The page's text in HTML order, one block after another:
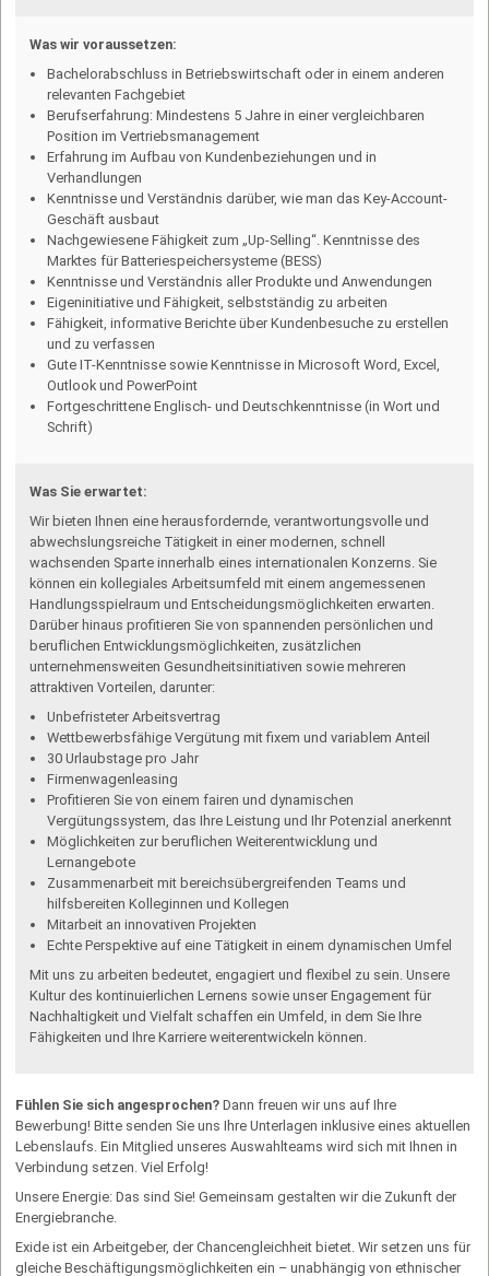
Was wir voraussetzen:
Bachelorabschluss in Betriebswirtschaft oder in einem anderen
relevanten Fachgebiet
Berufserfahrung: Mindestens 5 Jahre in einer vergleichbaren
Position im Vertriebsmanagement
Erfahrung im Aufbau von Kundenbeziehungen und in
Verhandlungen
Kenntnisse und Verständnis darüber, wie man das Key-Account-
Geschäft ausbaut
Nachgewiesene Fähigkeit zum „Up-Selling“. Kenntnisse des
Marktes für Batteriespeichersysteme (BESS)
Kenntnisse und Verständnis aller Produkte und Anwendungen
Eigeninitiative und Fähigkeit, selbstständig zu arbeiten
Fähigkeit, informative Berichte über Kundenbesuche zu erstellen
und zu verfassen
Gute IT-Kenntnisse sowie Kenntnisse in Microsoft Word, Excel,
Outlook und PowerPoint
Fortgeschrittene Englisch- und Deutschkenntnisse (in Wort und
Schrift)
Was Sie erwartet:
Wir bieten Ihnen eine herausfordernde, verantwortungsvolle und
abwechslungsreiche Tätigkeit in einer modernen, schnell
wachsenden Sparte innerhalb eines internationalen Konzerns. Sie
können ein kollegiales Arbeitsumfeld mit einem ange­messenen
Handlungsspielraum und Entscheidungsmöglichkeiten erwarten.
Darüber hinaus profitieren Sie von spannen­den persönlichen und
beruflichen Entwicklungsmöglichkeiten, zusätzlichen
unternehmensweiten Gesundheitsinitiativen sowie mehreren
attraktiven Vorteilen, darunter:
Unbefristeter Arbeitsvertrag
Wettbewerbsfähige Vergütung mit fixem und variablem Anteil
30 Urlaubstage pro Jahr
Firmenwagenleasing
Profitieren Sie von einem fairen und dynamischen
Vergütungssystem, das Ihre Leistung und Ihr Potenzial anerkennt
Möglichkeiten zur beruflichen Weiterentwicklung und
Lernangebote
Zusammenarbeit mit bereichsübergreifenden Teams und
hilfsbereiten Kolleginnen und Kollegen
Mitarbeit an innovativen Projekten
Echte Perspektive auf eine Tätigkeit in einem dynamischen Umfel
Mit uns zu arbeiten bedeutet, engagiert und flexibel zu sein. Unsere
Kultur des kontinuierlichen Lernens sowie unser Engagement für
Nachhaltigkeit und Vielfalt schaffen ein Umfeld, in dem Sie Ihre
Fähigkeiten und Ihre Karriere weiterentwickeln können.
Fühlen Sie sich angesprochen?Dann freuen wir uns auf Ihre
Bewerbung! Bitte senden Sie uns Ihre Unterlagen inklusive eines aktuellen
Lebenslaufs. Ein Mitglied unseres Auswahlteams wird sich mit Ihnen in
Verbindung setzen. Viel Erfolg!
Unsere Energie: Das sind Sie! Gemeinsam gestalten wir die Zukunft der
Energiebranche.
Exide ist ein Arbeitgeber, der Chancengleichheit bietet. Wir setzen uns für
gleiche Beschäftigungsmöglichkeiten ein – unabhängig von ethnischer